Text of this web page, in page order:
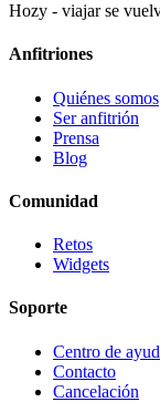
Hozy - viajar se
Anfitriones
Quiénes somos
Ser anfitrión
Prensa
Blog
Comunidad
Retos
Widgets
Soporte
Centro de
Contacto
Cancelación